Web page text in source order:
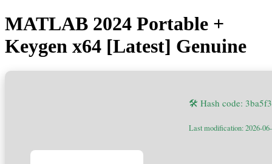
MATLAB 2024 Portable +
Keygen x64 [Latest] Genuine
🛠 Hash code:
Last modification: 2026-